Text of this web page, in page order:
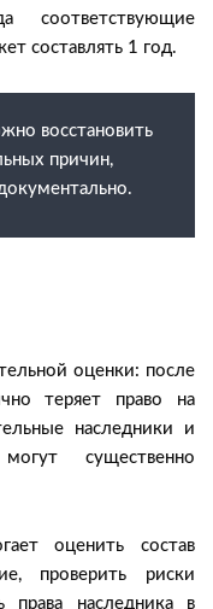
соответствующие
составлять 1 год.
восстановить
причин,
оценки: после
теряет право на
наследники и
существенно
оценить состав
проверить риски
права наследника в